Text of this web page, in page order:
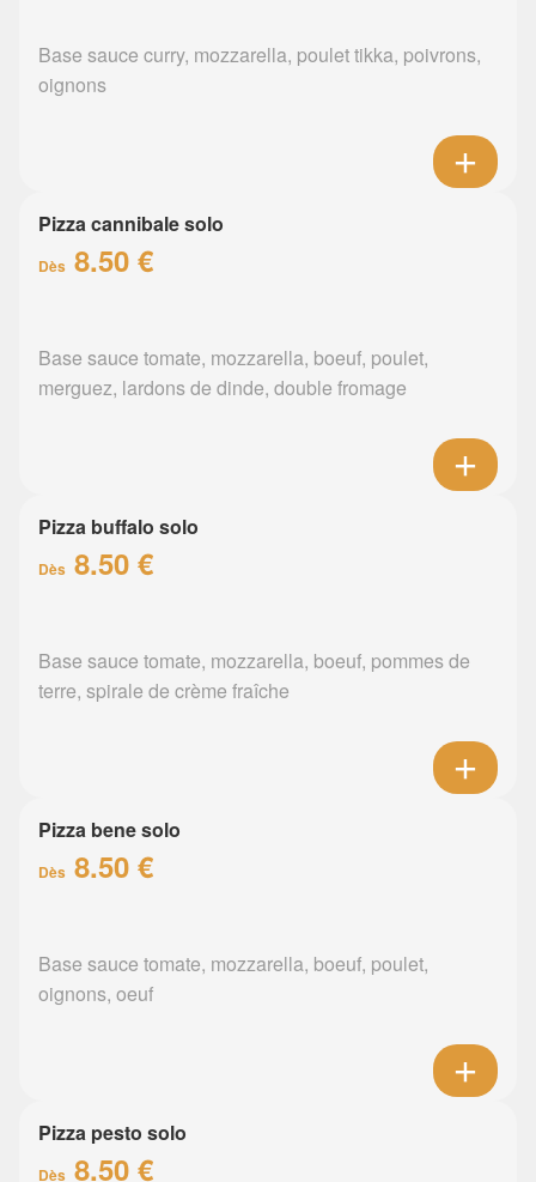
Base sauce curry, mozzarella, poulet tikka, poivrons,
oignons
Pizza cannibale solo
Dès 8.50 €
Base sauce tomate, mozzarella, boeuf, poulet,
merguez, lardons de dinde, double fromage
Pizza buffalo solo
Dès 8.50 €
Base sauce tomate, mozzarella, boeuf, pommes de
terre, spirale de crème fraîche
Pizza bene solo
Dès 8.50 €
Base sauce tomate, mozzarella, boeuf, poulet,
oignons, oeuf
Pizza pesto solo
Dès 8.50 €